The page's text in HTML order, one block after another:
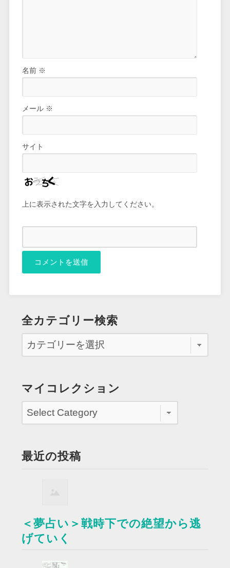
名前 ※
メール ※
サイト
上に表示された文字を入力してください。
全カテゴリー検索
マイコレクション
最近の投稿
＜夢占い＞戦時下での絶望から逃
げていく